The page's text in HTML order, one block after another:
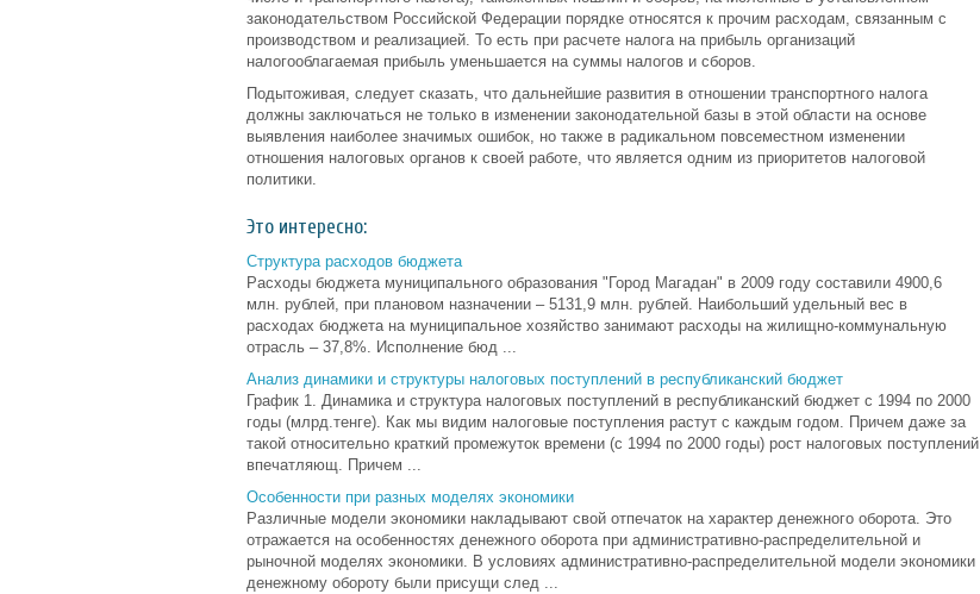
законодательством Российской Федерации порядке относятся к прочим расходам, связанным с
производством и реализацией. То есть при расчете налога на прибыль организаций
налогооблагаемая прибыль уменьшается на суммы налогов и сборов.
Подытоживая, следует сказать, что дальнейшие развития в отношении транспортного налога
должны заключаться не только в изменении законодательной базы в этой области на основе
выявления наиболее значимых ошибок, но также в радикальном повсеместном изменении
отношения налоговых органов к своей работе, что является одним из приоритетов налоговой
политики.
Это интересно:
Структура расходов бюджета
Расходы бюджета муниципального образования "Город Магадан" в 2009 году составили 4900,6
млн. рублей, при плановом назначении – 5131,9 млн. рублей. Наибольший удельный вес в
расходах бюджета на муниципальное хозяйство занимают расходы на жилищно-коммунальную
отрасль – 37,8%. Исполнение бюд ...
Анализ динамики и структуры налоговых поступлений в республиканский бюджет
График 1. Динамика и структура налоговых поступлений в республиканский бюджет с 1994 по 2000
годы (млрд.тенге). Как мы видим налоговые поступления растут с каждым годом. Причем даже за
такой относительно краткий промежуток времени (с 1994 по 2000 годы) рост налоговых поступлений
впечатляющ. Причем ...
Особенности при разных моделях экономики
Различные модели экономики накладывают свой отпечаток на характер денежного оборота. Это
отражается на особенностях денежного оборота при административно-распределительной и
рыночной моделях экономики. В условиях административно-распределительной модели экономики
денежному обороту были присущи след ...